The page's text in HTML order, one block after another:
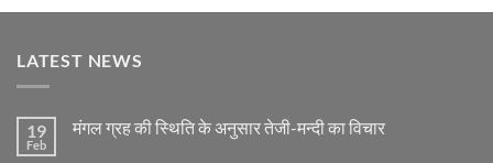
LATEST NEWS
19
Feb
मंगल ग्रह की स्थिति के अनुसार तेजी-मन्दी का विचार